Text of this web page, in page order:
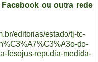
ou outra rede
editorias/estado/tj-to-
do-
fesojus-repudia-medida-